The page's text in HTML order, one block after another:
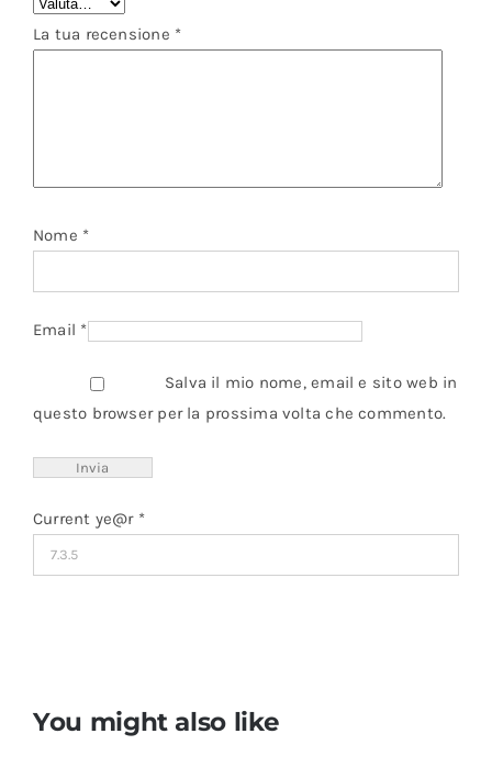
La tua recensione *
Nome *
Email *
Salva il mio nome, email e sito web in
questo browser per la prossima volta che commento.
Current ye@r *
You might also like